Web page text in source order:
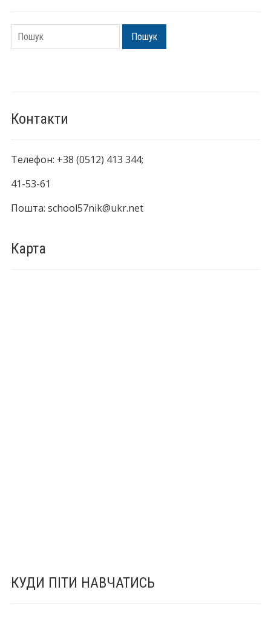
Пошук Пошук
Контакти
Телефон: +38 (0512) 413 344;
41-53-61
Пошта: school57nik@ukr.net
Карта
КУДИ ПІТИ НАВЧАТИСЬ